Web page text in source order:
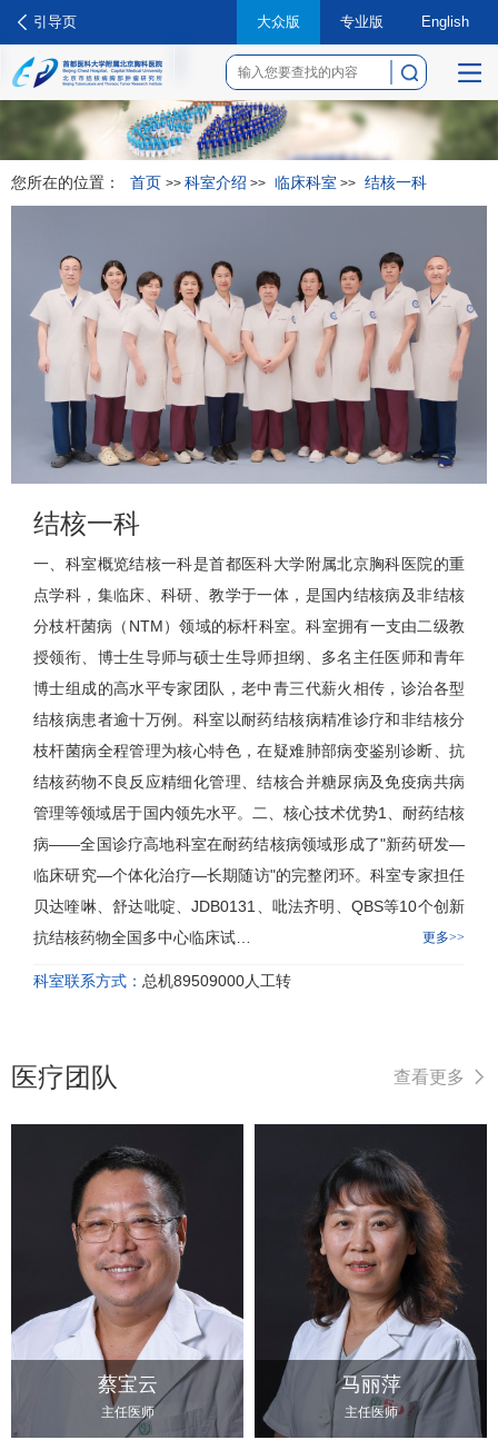
引导页 大众版 专业版 English
菜
您所在的位置： 首页 >> 科室介绍 >> 临床科室 >> 结核一科
结核一科
一、科室概览结核一科是首都医科大学附属北京胸科医院的重
点学科，集临床、科研、教学于一体，是国内结核病及非结核
分枝杆菌病（NTM）领域的标杆科室。科室拥有一支由二级教
授领衔、博士生导师与硕士生导师担纲、多名主任医师和青年
博士组成的高水平专家团队，老中青三代薪火相传，诊治各型
结核病患者逾十万例。科室以耐药结核病精准诊疗和非结核分
枝杆菌病全程管理为核心特色，在疑难肺部病变鉴别诊断、抗
结核药物不良反应精细化管理、结核合并糖尿病及免疫病共病
管理等领域居于国内领先水平。二、核心技术优势1、耐药结核
病——全国诊疗高地科室在耐药结核病领域形成了"新药研发—
临床研究—个体化治疗—长期随访"的完整闭环。科室专家担任
贝达喹啉、舒达吡啶、JDB0131、吡法齐明、QBS等10个创新
抗结核药物全国多中心临床试…
更多>>
科室联系方式： 总机89509000人工转
查看更多
医疗团队
蔡宝云
主任医师
马丽萍
主任医师